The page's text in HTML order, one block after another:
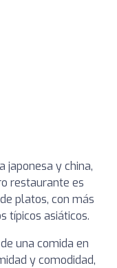
japonesa y china,
restaurante es
platos, con más
típicos asiáticos.
una comida en
y comodidad,